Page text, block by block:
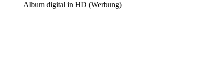
Album digital in HD (Werbung)